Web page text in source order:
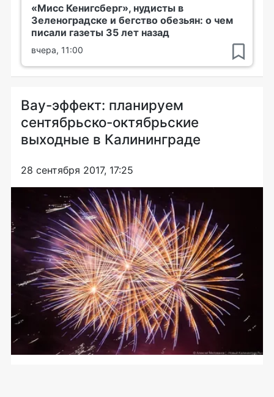
«Мисс Кенигсберг», нудисты в
Зеленоградске и бегство обезьян: о чем
писали газеты 35 лет назад
вчера, 11:00
Вау-эффект: планируем
сентябрьско-октябрьские
выходные в Калининграде
28 сентября 2017, 17:25